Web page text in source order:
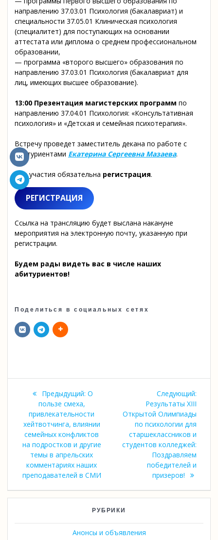
направлению 37.03.01 Психология (бакалавриат) и
специальности 37.05.01 Клиническая психология
(специалитет) для поступающих на основании
аттестата или диплома о среднем профессиональном
образовании,
— программа «второго высшего» образования по
направлению 37.03.01 Психология (бакалавриат для
лиц, имеющих высшее образование).
13:00 Презентация магистерских программ по
направлению 37.04.01 Психология: «Консультативная
психология» и «Детская и семейная психотерапия».
Встречу проведет заместитель декана по работе с
абитуриентами Екатерина Сергеевна Мазаева.
Для участия обязательна регистрация.
РЕГИСТРАЦИЯ
Ссылка на трансляцию будет выслана накануне
мероприятия на электронную почту, указанную при
регистрации.
Будем рады видеть вас в числе наших
абитуриентов!
Поделиться в социальных сетях
Навигация
записям
Предыдущий: Предыдущая
О
пользе смеха,
привлекательности
хейтвотчинга, влиянии
семейных конфликтов
на подростков и другие
темы в апрельских
комментариях наших
преподавателей в СМИ
Следующий:
Результаты XIII
Открытой Олимпиады
по психологии для
старшеклассников и
студентов колледжей:
Поздравляем
победителей и
призеров!
РУБРИКИ
Анонсы и объявления